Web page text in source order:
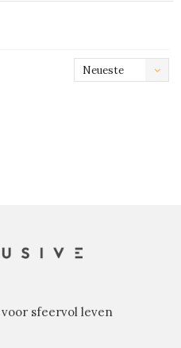
Neueste
sfeervol leven